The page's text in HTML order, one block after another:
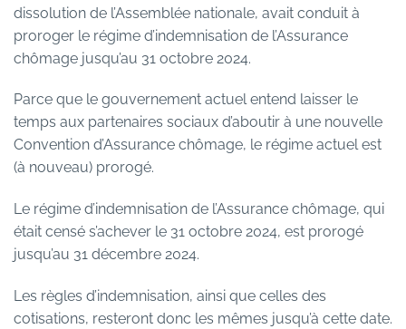
dissolution de l’Assemblée nationale, avait conduit à
proroger le régime d’indemnisation de l’Assurance
chômage jusqu’au 31 octobre 2024.
Parce que le gouvernement actuel entend laisser le
temps aux partenaires sociaux d’aboutir à une nouvelle
Convention d’Assurance chômage, le régime actuel est
(à nouveau) prorogé.
Le régime d’indemnisation de l’Assurance chômage, qui
était censé s’achever le 31 octobre 2024, est prorogé
jusqu’au 31 décembre 2024.
Les règles d’indemnisation, ainsi que celles des
cotisations, resteront donc les mêmes jusqu’à cette date.